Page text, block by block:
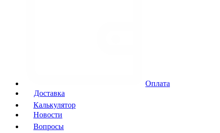
Оплата
Доставка
Калькулятор
Новости
Вопросы